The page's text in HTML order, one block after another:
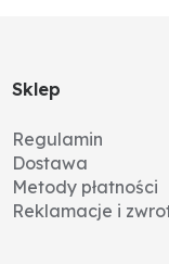
Sklep
Regulamin
Dostawa
Metody płatności
Reklamacje i